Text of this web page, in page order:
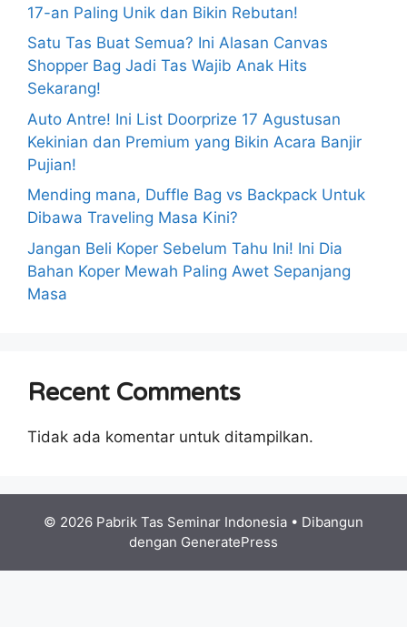
17-an Paling Unik dan Bikin Rebutan!
Satu Tas Buat Semua? Ini Alasan Canvas
Shopper Bag Jadi Tas Wajib Anak Hits
Sekarang!
Auto Antre! Ini List Doorprize 17 Agustusan
Kekinian dan Premium yang Bikin Acara Banjir
Pujian!
Mending mana, Duffle Bag vs Backpack Untuk
Dibawa Traveling Masa Kini?
Jangan Beli Koper Sebelum Tahu Ini! Ini Dia
Bahan Koper Mewah Paling Awet Sepanjang
Masa
Recent Comments
Tidak ada komentar untuk ditampilkan.
© 2026 Pabrik Tas Seminar Indonesia • Dibangun
dengan GeneratePress